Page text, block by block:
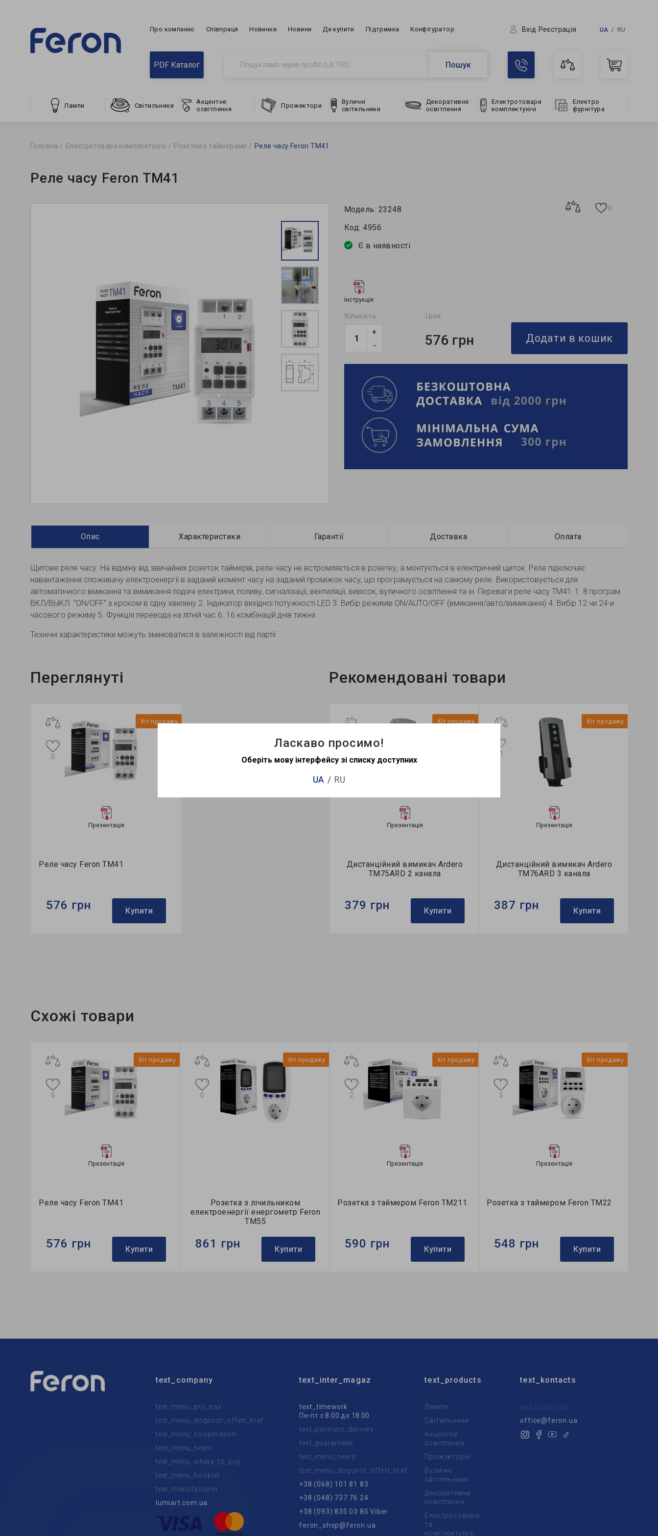
Про компанію Співпраця Новинки Новини Де купити Підтримка Конфігуратор Вхід Реєстрація UA RU
PDF Каталог Пошук
Лампи Світильники
Акцентне
освітлення
Прожектори
Вуличні
світильники
Декоративне
освітлення
Електротовари
комплектуючі
Електро
фурнітура
Головна Електротовари комплектуючі Розетки з таймерами Реле часу Feron TM41
Реле часу Feron TM41
Модель: 23248
Код: 4956
Є в наявності
0
Інструкція
Кількість
-
+
Ціна:
576 грн Додати в кошик
Опис Характеристики Гарантії Доставка Оплата
Щитове реле часу. На відміну від звичайних розеток таймерів, реле часу не встромляється в розетку, а монтується в електричний щиток. Реле підключає
навантаження споживачу електроенергії в заданий момент часу на заданий проміжок часу, що програмується на самому реле. Використовується для
автоматичного вмикання та вимикання подачі електрики, поливу, сигналізації, вентиляції, вивісок, вуличного освітлення та ін. Переваги реле часу ТМ41: 1. 8 програм
ВКЛ/ВЫКЛ “ON/OFF” з кроком в одну хвилину 2. Індикатор вихідної потужності LED 3. Вибір режимів ON/AUTO/OFF (вмикання/авто/вимикання) 4. Вибір 12 чи 24-и
часового режиму 5. Функція перевода на літній час 6. 16 комбінацій днів тижня
Технічні характеристики можуть змінюватися в залежності від партії
Переглянуті
Хіт продажу
Презентація
Реле часу Feron TM41
0
576 грн Купити
Рекомендовані товари
Хіт продажу
Презентація
Дистанційний вимикач Ardero
TM75ARD 2 канала
379 грн Купити
Хіт продажу
Презентація
Дистанційний вимикач Ardero
TM76ARD 3 канала
0
387 грн Купити
Схожі товари
Хіт продажу
Презентація
Реле часу Feron TM41
0
576 грн Купити
Хіт продажу
Розетка з лічильником
електроенергії енергометр Feron
TM55
0
861 грн Купити
Хіт продажу
Презентація
Розетка з таймером Feron TM211
2
590 грн Купити
Хіт продажу
Презентація
Розетка з таймером Feron TM22
3
548 грн Купити
text_company
text_menu_pro_nas
text_menu_dogovor_offert_href
text_menu_cooperation
text_menu_news
text_menu_where_to_buy
text_menu_booklet
text_manufacturer
lumiart.com.ua
text_inter_magaz
text_timework
Пн-пт с 8.00 до 18.00
text_payment_delivery
text_guarantees
text_menu_news
text_menu_dogovor_offert_href
+38 (068) 101 81 83
+38 (048) 737 76 24
+38 (093) 835 03 85 Viber
feron_shop@feron.ua
text_products
Лампи
Світильники
Акцентне
освітлення
Прожектори
Вуличні
світильники
Декоративне
освітлення
Електротовари
та
комплектуючі
text_kontacts
text_golov_ofis
office@feron.ua
Ласкаво просимо!
Оберіть мову інтерфейсу зі списку доступних
UA RU